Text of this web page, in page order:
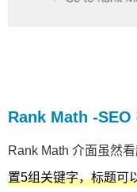
Rank Math -SEO
Rank Math 介面虽然
置5组关键字，标题可